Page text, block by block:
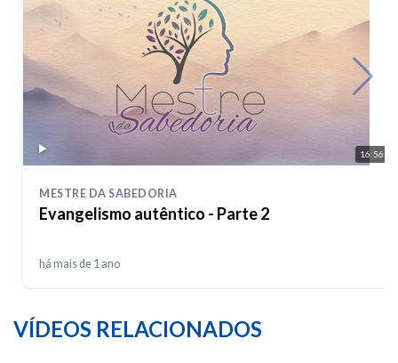
16:56
MESTRE DA SABEDORIA
Evangelismo autêntico - Parte 2
há mais de 1 ano
VÍDEOS RELACIONADOS